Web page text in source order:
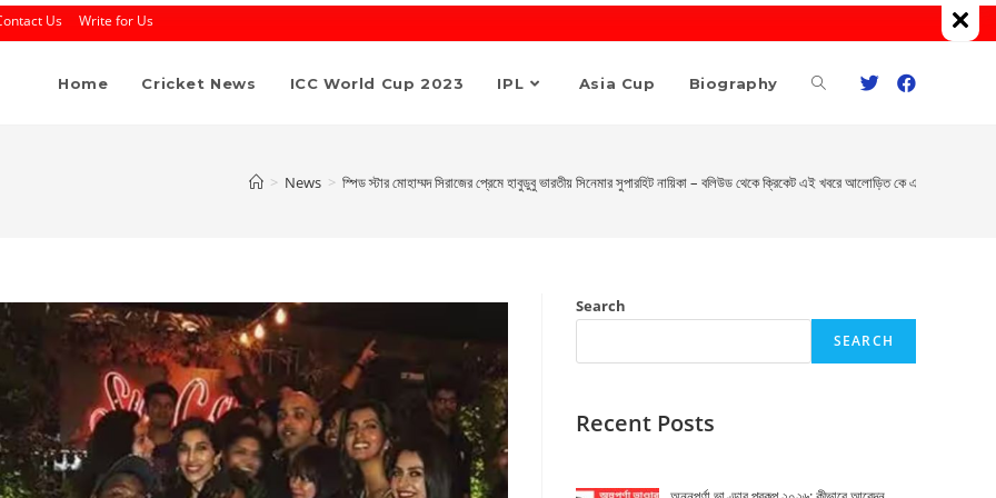
Us Write for Us
Home Cricket News ICC World Cup 2023 IPL Asia Cup Biography Toggle
> News > স্পিড স্টার মোহাম্মদ সিরাজের প্রেমে হাবুডুবু ভারতীয় সিনেমার সুপারহিট নায়িকা – বলিউড থেকে ক্রিকেট এই খবরে আলোড়িত কে এই নায়িকা , কবে
Search
SEARCH
Recent Posts